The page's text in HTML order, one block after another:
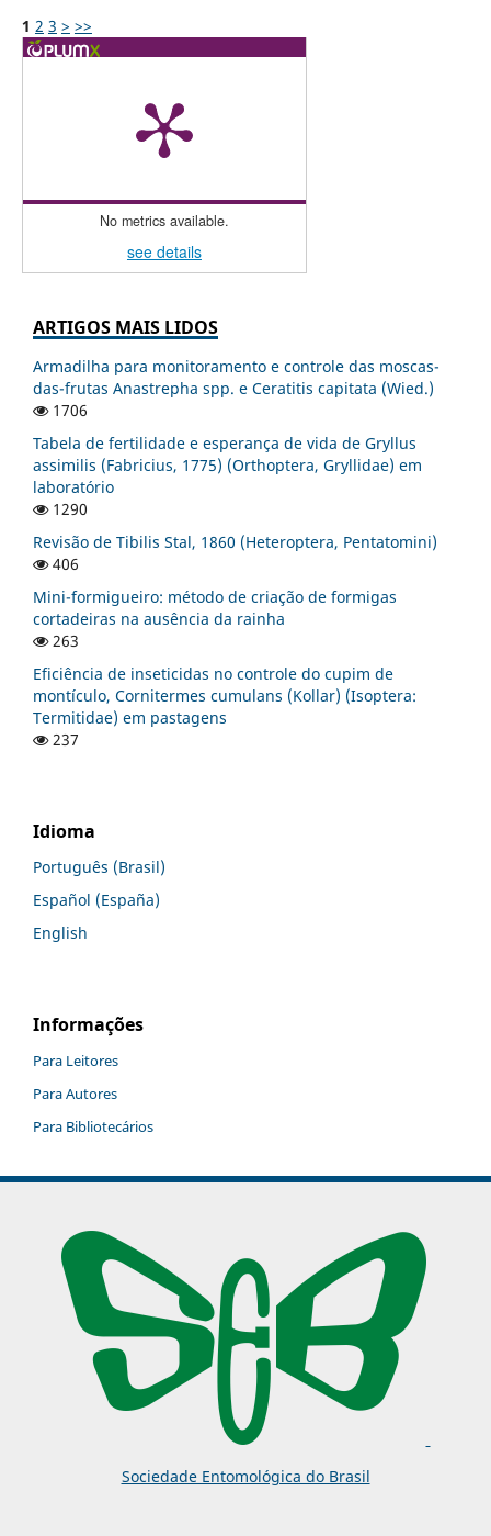
1 2 3 > >>
No metrics available.
see details
ARTIGOS MAIS LIDOS
Armadilha para monitoramento e controle das moscas-
das-frutas Anastrepha spp. e Ceratitis capitata (Wied.)
1706
Tabela de fertilidade e esperança de vida de Gryllus
assimilis (Fabricius, 1775) (Orthoptera, Gryllidae) em
laboratório
1290
Revisão de Tibilis Stal, 1860 (Heteroptera, Pentatomini)
406
Mini-formigueiro: método de criação de formigas
cortadeiras na ausência da rainha
263
Eficiência de inseticidas no controle do cupim de
montículo, Cornitermes cumulans (Kollar) (Isoptera:
Termitidae) em pastagens
237
Idioma
Português (Brasil)
Español (España)
English
Informações
Para Leitores
Para Autores
Para Bibliotecários
Sociedade Entomológica do Brasil